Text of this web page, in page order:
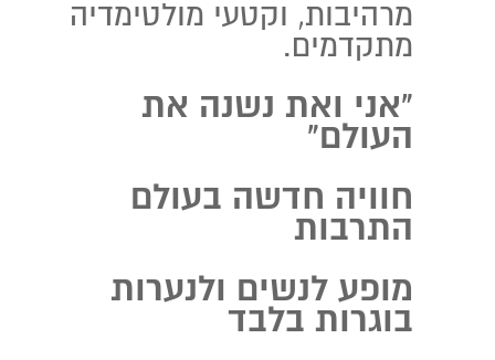
מרהיבות,
וקטעי מולטימדיה
מתקדמים.
"אני ואת נשנה את
העולם"
חוויה חדשה בעולם
התרבות
מופע לנשים ולנערות
בוגרות בלבד